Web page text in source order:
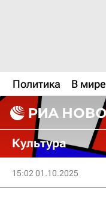
Политика В мире
Культура
15:02 01.10.2025